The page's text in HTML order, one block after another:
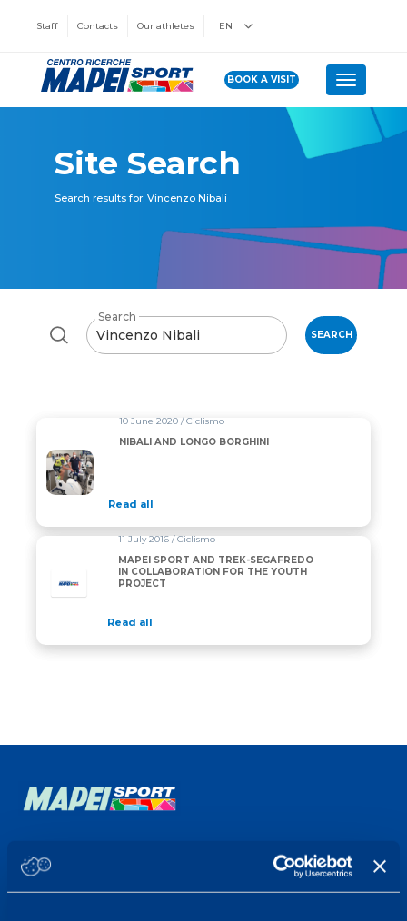
Staff Contacts Our athletes EN
BOOK A VISIT Toggle
Site Search
Search results for: Vincenzo Nibali
Search
SEARCH
10 June 2020 / Ciclismo
NIBALI AND LONGO BORGHINI
Read all
11 July 2016 / Ciclismo
MAPEI SPORT AND TREK-SEGAFREDO
IN COLLABORATION FOR THE YOUTH
PROJECT
Read all
Sport Service Mapei S.r.l. - Via Busto Fagnano 38,
21057 Olgiate Olona (Varese) Italy.